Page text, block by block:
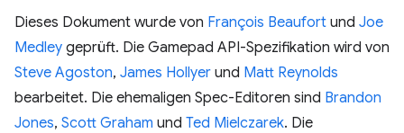
Dieses Dokument wurde von François Beaufort und Joe
Medley geprüft. Die Gamepad API-Spezifikation wird von
Steve Agoston, James Hollyer und Matt Reynolds
bearbeitet. Die ehemaligen Spec-Editoren sind Brandon
Jones, Scott Graham und Ted Mielczarek. Die